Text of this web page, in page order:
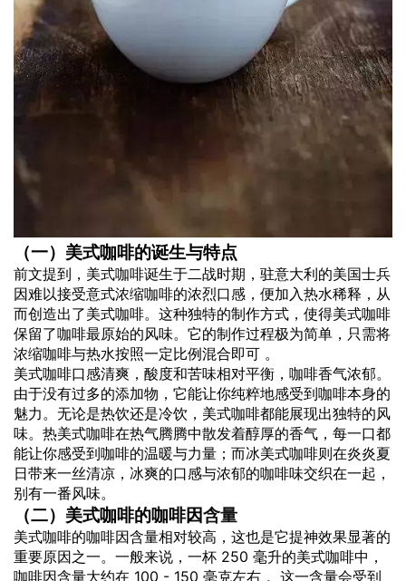
（一）美式咖啡的诞生与特点
前文提到，美式咖啡诞生于二战时期，驻意大利的美国士兵
因难以接受意式浓缩咖啡的浓烈口感，便加入热水稀释，从
而创造出了美式咖啡。这种独特的制作方式，使得美式咖啡
保留了咖啡最原始的风味。它的制作过程极为简单，只需将
浓缩咖啡与热水按照一定比例混合即可 。
美式咖啡口感清爽，酸度和苦味相对平衡，咖啡香气浓郁。
由于没有过多的添加物，它能让你纯粹地感受到咖啡本身的
魅力。无论是热饮还是冷饮，美式咖啡都能展现出独特的风
味。热美式咖啡在热气腾腾中散发着醇厚的香气，每一口都
能让你感受到咖啡的温暖与力量；而冰美式咖啡则在炎炎夏
日带来一丝清凉，冰爽的口感与浓郁的咖啡味交织在一起，
别有一番风味。
（二）美式咖啡的咖啡因含量
美式咖啡的咖啡因含量相对较高，这也是它提神效果显著的
重要原因之一。一般来说，一杯 250 毫升的美式咖啡中，
咖啡因含量大约在 100 - 150 毫克左右 。这一含量会受到